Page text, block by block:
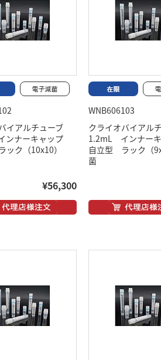
イアルチューブ
ナーキャップ
ック（10x10）
¥56,300
WNB606103
クライオバイアル
1.2mL インナー
自立型 ラック（
菌